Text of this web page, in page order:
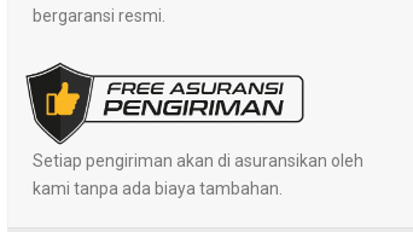
bergaransi resmi.
Setiap pengiriman akan di asuransikan oleh
kami tanpa ada biaya tambahan.